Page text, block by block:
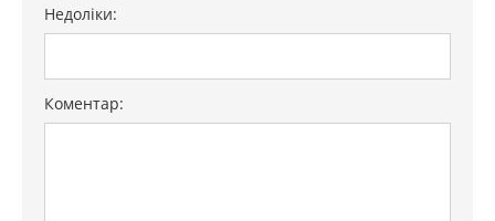
Недоліки:
Коментар: